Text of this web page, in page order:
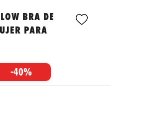
BRA DE
PARA
-40%